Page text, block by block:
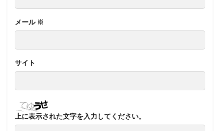
メール ※
サイト
上に表示された文字を入力してください。